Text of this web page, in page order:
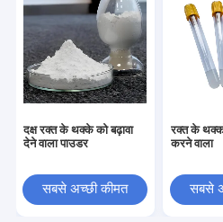
दक्ष रक्त के थक्के को बढ़ावा
देने वाला पाउडर
सबसे अच्छी कीमत
रक्त के
करने वाला
सबसे